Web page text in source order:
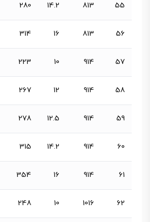
55
813
14.2
280
56
813
16
314
57
914
10
223
58
914
12
267
59
914
12.5
278
60
914
14.2
315
61
914
16
354
62
1016
10
248